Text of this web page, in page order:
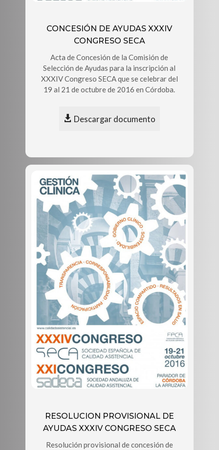
CONCESIÓN DE AYUDAS XXXIV
CONGRESO SECA
Acta de Concesión de la Comisión de
Selección de Ayudas para la inscripción al
XXXIV Congreso SECA que se celebrar del
19 al 21 de octubre de 2016 en Córdoba.
Descargar documento
RESOLUCION PROVISIONAL DE
AYUDAS XXXIV CONGRESO SECA
Resolución provisional de concesión de